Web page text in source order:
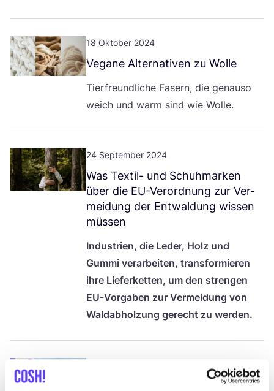
18 Oktober 2024
Vega­ne Alter­na­ti­ven zu Wolle
Tier­freund­li­che Fasern, die genau­so
weich und warm sind wie Wolle.
24 September 2024
Was Tex­til- und Schuh­mar­ken
über die EU-Ver­ord­nung zur Ver­
mei­dung der Ent­wal­dung wis­sen
müssen
Indus­trien, die Leder, Holz und
Gum­mi ver­ar­bei­ten, trans­for­mie­ren
ihre Lie­fer­ket­ten, um den stren­gen
EU-Vor­ga­ben zur Ver­mei­dung von
Wald­ab­hol­zung gerecht zu werden.
Die Plas­tik- Para­ly­se der Mode